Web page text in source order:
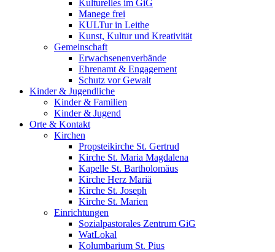
Kulturelles im GiG
Manege frei
KULTur in Leithe
Kunst, Kultur und Kreativität
Gemeinschaft
Erwachsenenverbände
Ehrenamt & Engagement
Schutz vor Gewalt
Kinder & Jugendliche
Kinder & Familien
Kinder & Jugend
Orte & Kontakt
Kirchen
Propsteikirche St. Gertrud
Kirche St. Maria Magdalena
Kapelle St. Bartholomäus
Kirche Herz Mariä
Kirche St. Joseph
Kirche St. Marien
Einrichtungen
Sozialpastorales Zentrum GiG
WatLokal
Kolumbarium St. Pius